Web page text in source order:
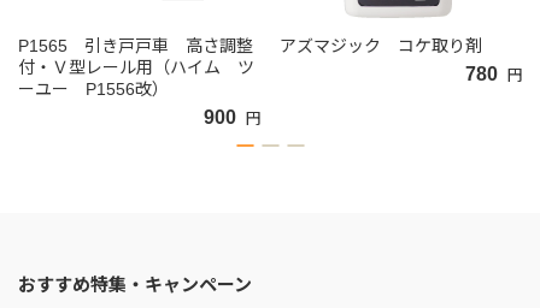
P1565 引き戸戸車 高さ調整
付・Ｖ型レール用（ハイム ツ
ーユー P1556改）
900 円
アズマジック コケ取り剤
780 円
おすすめ特集・キャンペーン